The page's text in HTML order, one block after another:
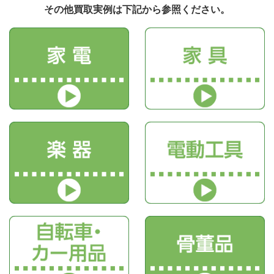
その他買取実例は下記から参照ください。